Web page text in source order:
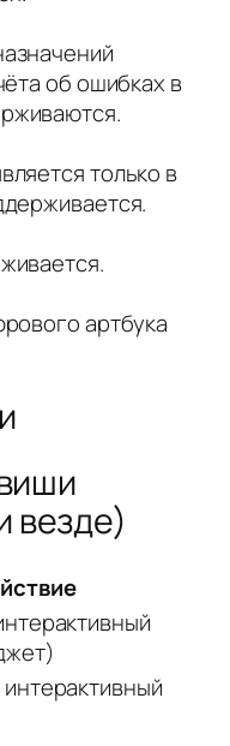
об ошибках в
только в
артбука
везде)